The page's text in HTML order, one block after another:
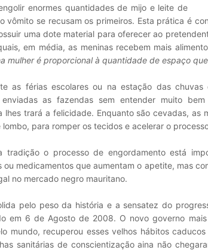
enormes quantidades de mijo e leite de
vômito se recusam os primeiros. Esta prática é
uma dote material para oferecer ao
em média, as meninas recebem mais
mulher é proporcional à quantidade de espaço
as férias escolares ou na estação das
as fazendas sem entender muito
trará a felicidade. Enquanto são cevadas, as
para romper os tecidos e acelerar o
tradição o processo de engordamento está
ou medicamentos que aumentam o apetite, mas
no mercado negro mauritano.
pelo peso da história e a sensatez do
em 6 de Agosto de 2008. O novo governo
mundo, recuperou esses velhos hábitos
sanitárias de conscientização aina não